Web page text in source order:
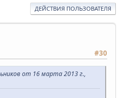
ДЕЙСТВИЯ ПОЛЬЗОВАТЕЛЯ
#30
от 16 марта 2013 г.,